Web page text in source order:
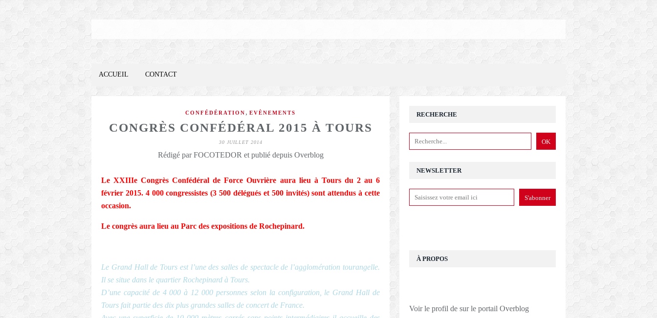
ACCUEIL CONTACT
CONFÉDÉRATION , EVÈNEMENTS
CONGRÈS CONFÉDÉRAL 2015 À TOURS
30 JUILLET 2014
Rédigé par FOCOTEDOR et publié depuis Overblog
Le XXIIIe Congrès Confédéral de Force Ouvrière aura lieu à Tours du 2 au 6
février 2015. 4 000 congressistes (3 500 délégués et 500 invités) sont attendus à cette
occasion.
Le congrès aura lieu au Parc des expositions de Rochepinard.
Le Grand Hall de Tours est l’une des salles de spectacle de l’agglomération tourangelle.
Il se situe dans le quartier Rochepinard à Tours.
D’une capacité de 4 000 à 12 000 personnes selon la configuration, le Grand Hall de
Tours fait partie des dix plus grandes salles de concert de France.
NEWSLETTER
RECHERCHE
À PROPOS
Voir le profil de sur le portail Overblog